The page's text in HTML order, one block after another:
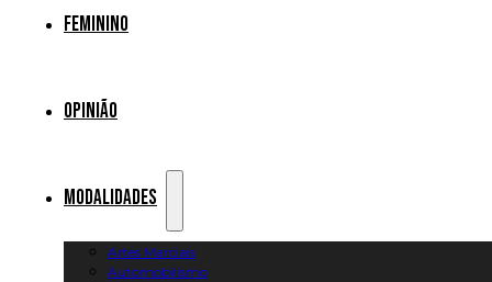
Feminino
Opinião
Modalidades
Artes Marciais
Automobilismo